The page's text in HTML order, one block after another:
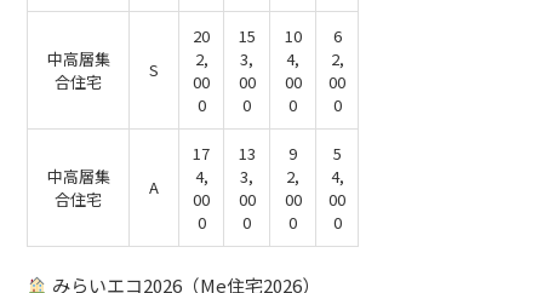
中高層集
合住宅
S
20
2,
00
0
15
3,
00
0
10
4,
00
0
6
2,
00
0
中高層集
合住宅
A
17
4,
00
0
13
3,
00
0
9
2,
00
0
5
4,
00
0
みらいエコ2026（Me住宅2026）